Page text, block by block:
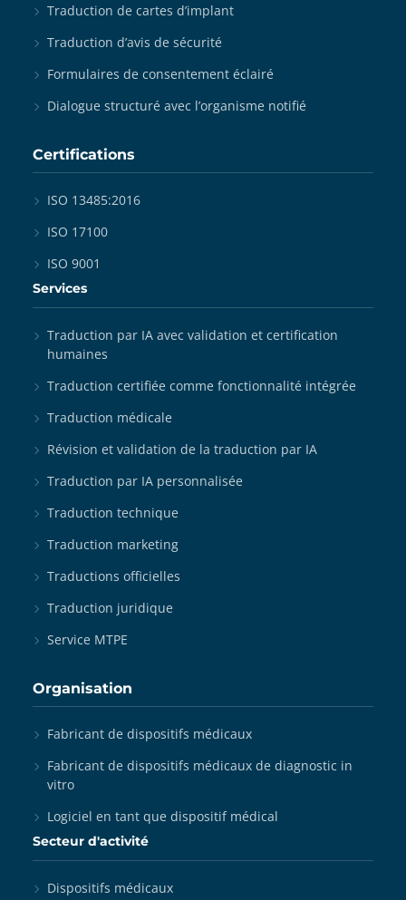
Traduction de cartes d’implant
Traduction d’avis de sécurité
Formulaires de consentement éclairé
Dialogue structuré avec l’organisme notifié
Certifications
ISO 13485:2016
ISO 17100
ISO 9001
Services
Traduction par IA avec validation et certification
humaines
Traduction certifiée comme fonctionnalité intégrée
Traduction médicale
Révision et validation de la traduction par IA
Traduction par IA personnalisée
Traduction technique
Traduction marketing
Traductions officielles
Traduction juridique
Service MTPE
Organisation
Fabricant de dispositifs médicaux
Fabricant de dispositifs médicaux de diagnostic in
vitro
Logiciel en tant que dispositif médical
Secteur d'activité
Dispositifs médicaux